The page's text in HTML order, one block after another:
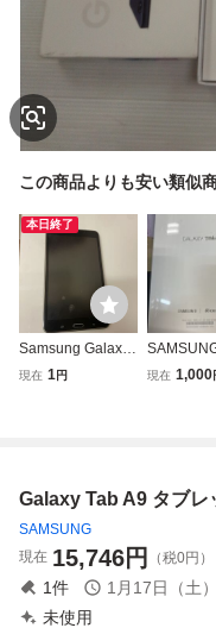
この商品よりも安い類似
本日終了
Samsung Galaxy
Tab4 タブレット
現在 1円
タブレッ
現在 1,000
Galaxy Tab A9 タブ
SAMSUNG
現在 15,746円 （税0円）
1件 1月17日（土
未使用